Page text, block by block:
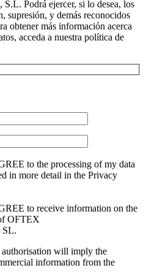
Podrá ejercer, si lo desea, los
supresión, y demás reconocidos
obtener más información acerca
acceda a nuestra política de
to the processing of my data
in more detail in the Privacy
to receive information on the
OFTEX
will imply the
information from the